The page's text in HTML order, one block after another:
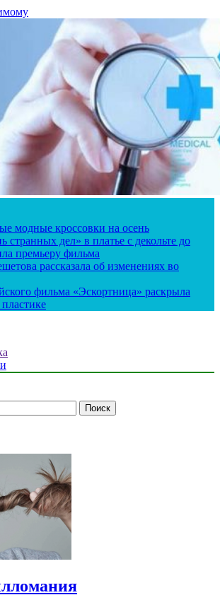
модные кроссовки на осень
странных дел» в платье с декольте до
премьеру фильма
рассказала об изменениях во
фильма «Эскортница» раскрыла